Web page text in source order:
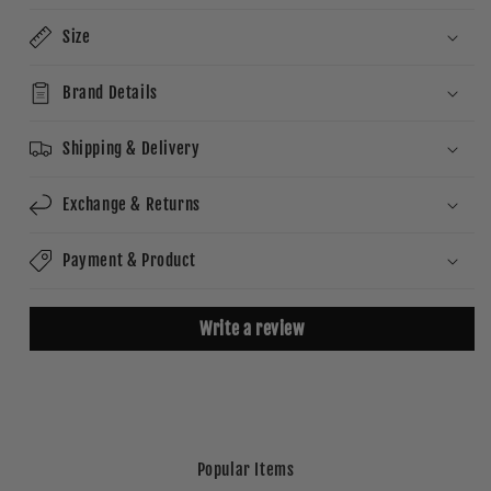
Size
Brand Details
Shipping & Delivery
Exchange & Returns
Payment & Product
Write a review
Popular Items